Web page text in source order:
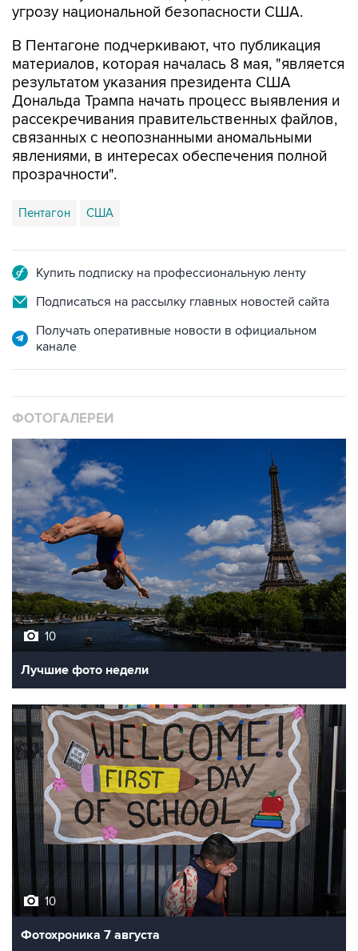
В Пентагоне подчеркивают, что публикация
результатом указания президента США
Дональда Трампа начать процесс выявления и
рассекречивания правительственных файлов,
связанных с неопознанными аномальными
явлениями, в интересах обеспечения полной
прозрачности".
Пентагон США
Подписаться на рассылку главных новостей сайта
Получать оперативные новости в официальном
10
Лучшие фото недели
10
Фотохроника 7 августа